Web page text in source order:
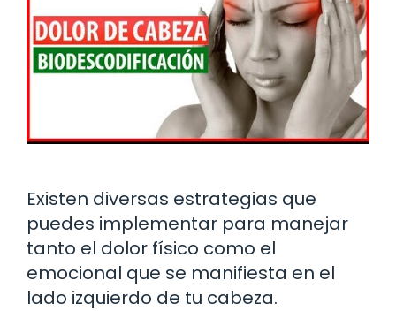
Existen diversas estrategias que
puedes implementar para manejar
tanto el dolor físico como el
emocional que se manifiesta en el
lado izquierdo de tu cabeza.